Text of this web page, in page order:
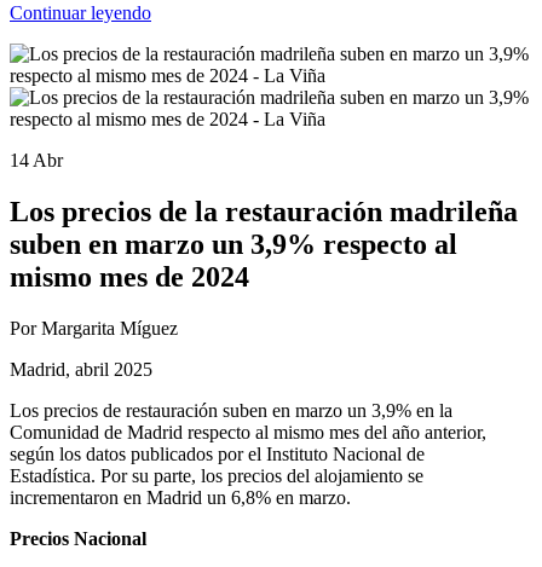
Continuar leyendo
14 Abr
Los precios de la restauración madrileña
suben en marzo un 3,9% respecto al
mismo mes de 2024
Por Margarita Míguez
Madrid, abril 2025
Los precios de restauración suben en marzo un 3,9% en la
Comunidad de Madrid respecto al mismo mes del año anterior,
según los datos publicados por el Instituto Nacional de
Estadística. Por su parte, los precios del alojamiento se
incrementaron en Madrid un 6,8% en marzo.
Precios Nacional